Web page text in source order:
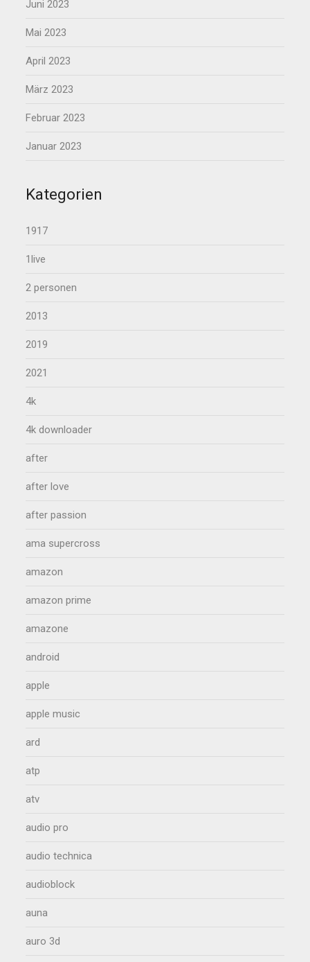
Juni 2023
Mai 2023
April 2023
März 2023
Februar 2023
Januar 2023
Kategorien
1917
1live
2 personen
2013
2019
2021
4k
4k downloader
after
after love
after passion
ama supercross
amazon
amazon prime
amazone
android
apple
apple music
ard
atp
atv
audio pro
audio technica
audioblock
auna
auro 3d